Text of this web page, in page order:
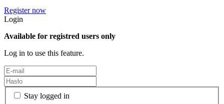
Register now
Login
Available for registred users only
Log in to use this feature.
Stay logged in